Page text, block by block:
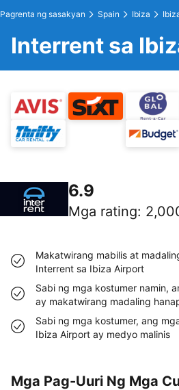
Pagrenta ng sasakyan Spain Ibiza
Interrent sa
6.9
Mga rating:
Makatwirang mabilis at
Interrent sa Ibiza Airport
Sabi ng mga kostumer namin,
ay makatwirang madaling
Sabi ng mga kostumer, ang
Ibiza Airport ay medyo malinis
Mga Pag-Uuri Ng Mga